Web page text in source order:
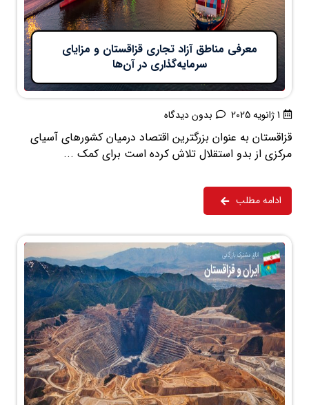
معرفی مناطق آزاد تجاری قزاقستان و مزایای
سرمایه‌گذاری در آن‌ها
1 ژانویه 2025 بدون دیدگاه
قزاقستان به عنوان بزرگترین اقتصاد درمیان کشورهای آسیای
مرکزی از بدو استقلال تلاش کرده است برای کمک ...
ادامه مطلب